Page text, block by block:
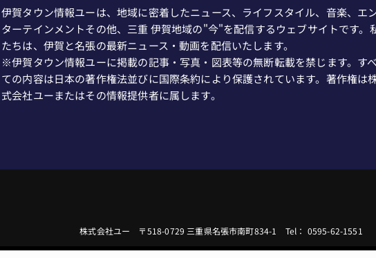
伊賀タウン情報ユーは、地域に密着したニュース、ライフスタイル、音楽、エ
ターテインメントその他、三重 伊賀地域の"今"を配信するウェブサイトです。
たちは、伊賀と名張の最新ニュース・動画を配信いたします。
※伊賀タウン情報ユーに掲載の記事・写真・図表等の無断転載を禁じます。すべ
ての内容は日本の著作権法並びに国際条約により保護されています。著作権は
式会社ユーまたはその情報提供者に属します。
株式会社ユー 〒518-0729 三重県名張市南町834-1 Tel： 0595-62-1551